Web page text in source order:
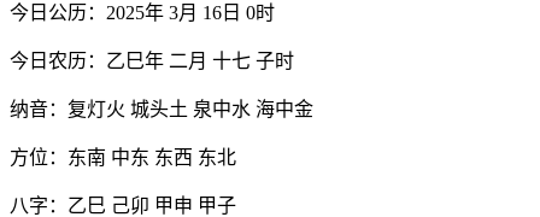
今日公历：2025年 3月 16日 0时
今日农历：乙巳年 二月 十七 子时
纳音：复灯火 城头土 泉中水 海中金
方位：东南 中东 东西 东北
八字：乙巳 己卯 甲申 甲子